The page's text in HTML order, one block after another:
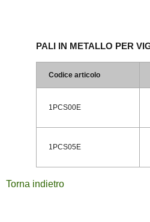
PALI IN METALLO PER
Codice articolo
1PCS00E
1PCS05E
Torna indietro